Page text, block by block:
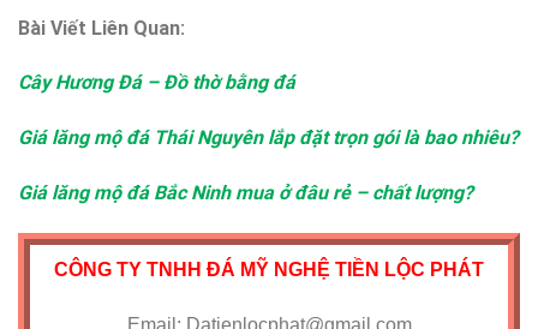
Bài Viết Liên Quan:
Cây Hương Đá – Đồ thờ bằng đá
Giá lăng mộ đá Thái Nguyên lắp đặt trọn gói là bao nhiêu?
Giá lăng mộ đá Bắc Ninh mua ở đâu rẻ – chất lượng?
CÔNG TY TNHH ĐÁ MỸ NGHỆ TIỀN LỘC PHÁT
Email: Datienlocphat@gmail.com